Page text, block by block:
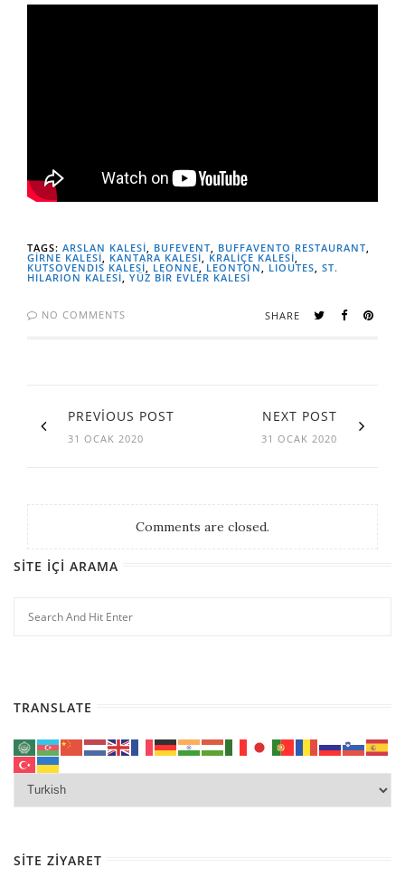
TAGS: ARSLAN KALESİ BUFEVENT BUFFAVENTO RESTAURANT
GİRNE KALESİ KANTARA KALESİ KRALİÇE KALESİ
KUTSOVENDIS KALESİ LEONNE , LEONTON LIOUTES ST.
HILARION KALESİ YÜZ BİR EVLER KALESİ
NO COMMENTS SHARE
PREVIOUS POST
31 OCAK 2020
NEXT POST
31 OCAK 2020
Comments are closed.
SITE İÇI ARAMA
TRANSLATE
SITE ZIYARET